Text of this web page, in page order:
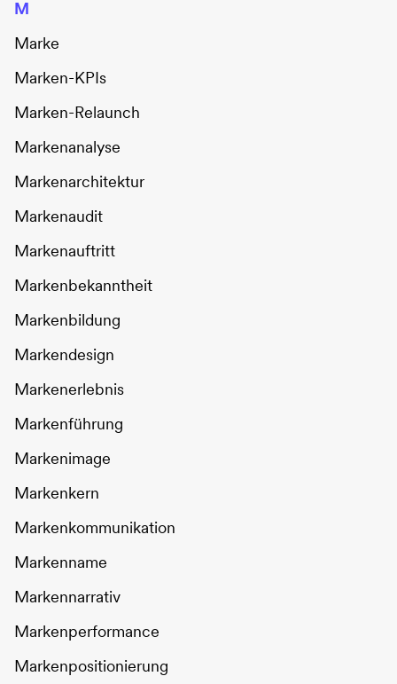
M
Marke
Marken-KPIs
Marken-Relaunch
Markenanalyse
Markenarchitektur
Markenaudit
Markenauftritt
Markenbekanntheit
Markenbildung
Markendesign
Markenerlebnis
Markenführung
Markenimage
Markenkern
Markenkommunikation
Markenname
Markennarrativ
Markenperformance
Markenpositionierung